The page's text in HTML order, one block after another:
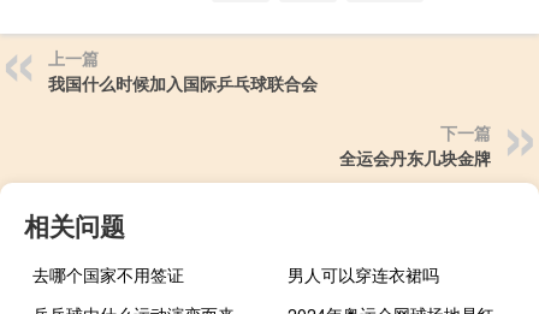
上一篇
我国什么时候加入国际乒乓球联合会
下一篇
全运会丹东几块金牌
相关问题
去哪个国家不用签证
男人可以穿连衣裙吗